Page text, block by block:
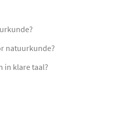
natuurkunde?
in klare taal?